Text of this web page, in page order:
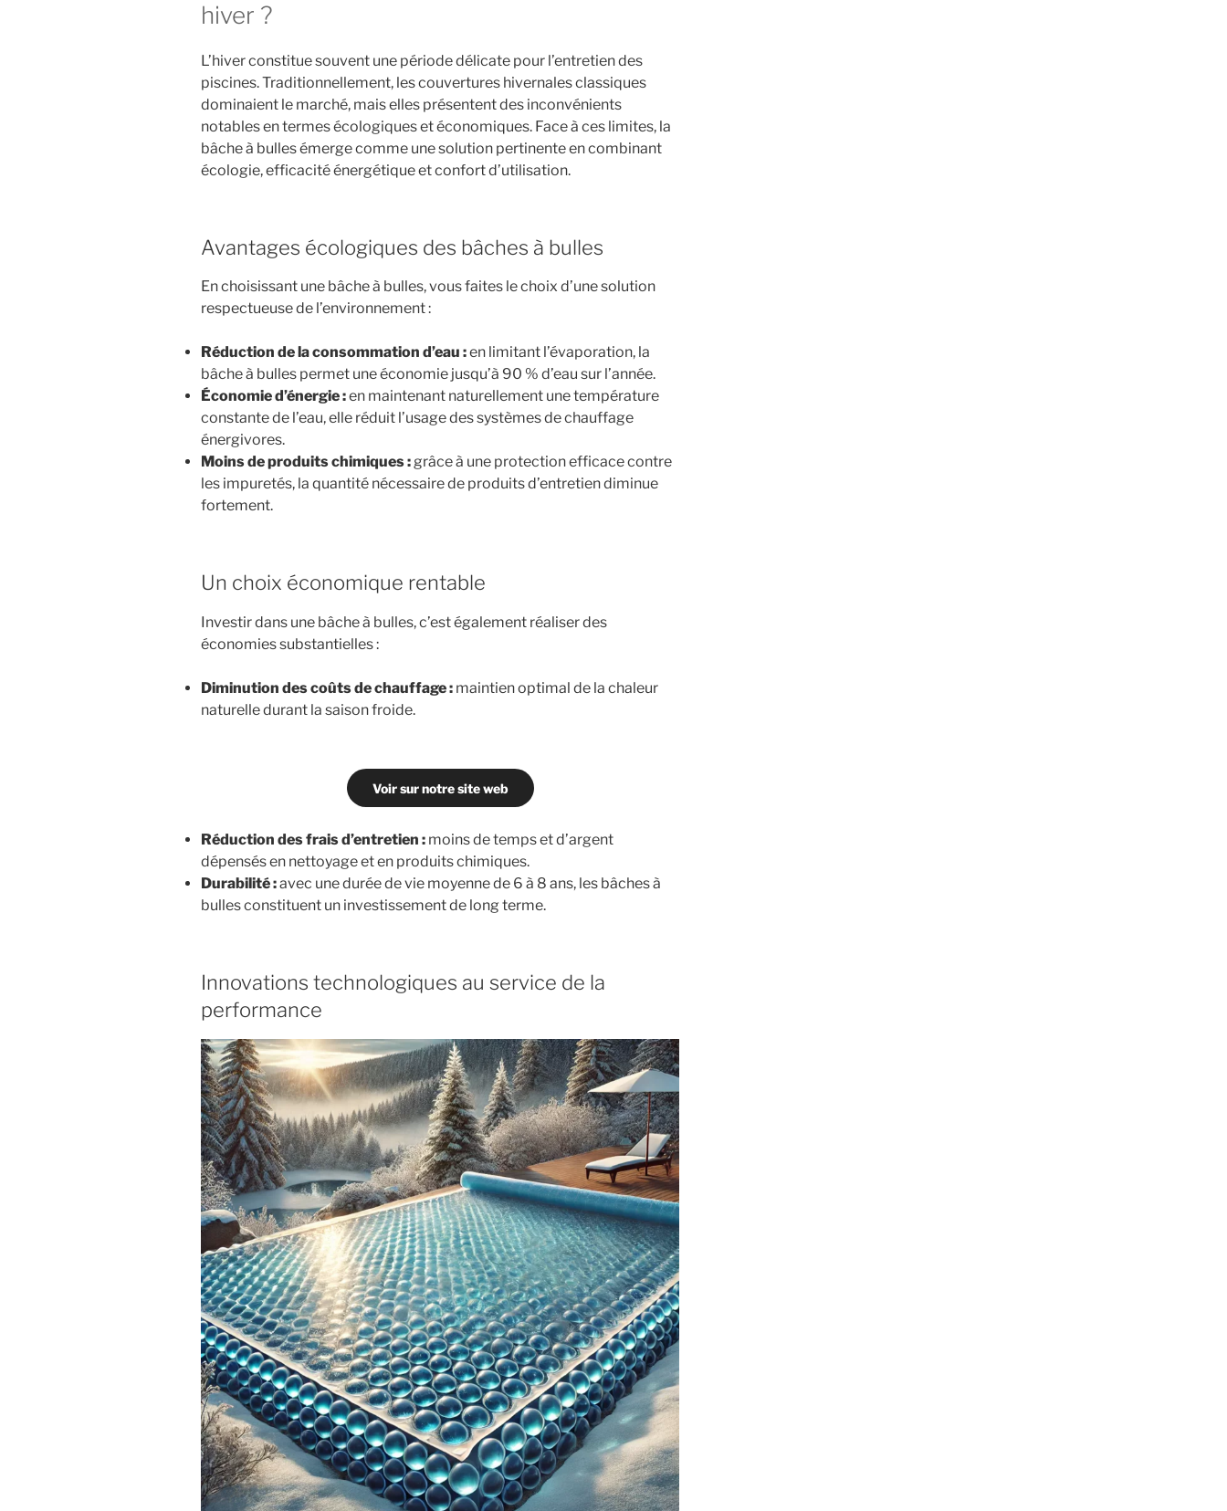
hiver ?
L’hiver constitue souvent une période délicate pour l’entretien des
piscines. Traditionnellement, les couvertures hivernales classiques
dominaient le marché, mais elles présentent des inconvénients
notables en termes écologiques et économiques. Face à ces limites, la
bâche à bulles émerge comme une solution pertinente en combinant
écologie, efficacité énergétique et confort d’utilisation.
Avantages écologiques des bâches à bulles
En choisissant une bâche à bulles, vous faites le choix d’une solution
respectueuse de l’environnement :
Réduction de la consommation d’eau :en limitant l’évaporation, la
bâche à bulles permet une économie jusqu’à 90 % d’eau sur l’année.
Économie d’énergie :en maintenant naturellement une température
constante de l’eau, elle réduit l’usage des systèmes de chauffage
énergivores.
Moins de produits chimiques :grâce à une protection efficace contre
les impuretés, la quantité nécessaire de produits d’entretien diminue
fortement.
Un choix économique rentable
Investir dans une bâche à bulles, c’est également réaliser des
économies substantielles :
Diminution des coûts de chauffage : maintien optimal de la chaleur
naturelle durant la saison froide.
Voir sur notre site web
Réduction des frais d’entretien : moins de temps et d’argent
dépensés en nettoyage et en produits chimiques.
Durabilité :avec une durée de vie moyenne de 6 à 8 ans, les bâches à
bulles constituent un investissement de long terme.
Innovations technologiques au service de la
performance